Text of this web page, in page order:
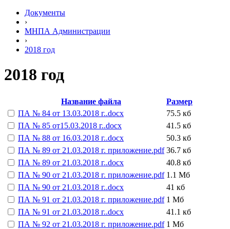
Документы
›
МНПА Администрации
›
2018 год
2018 год
Название файла
Размер
ПА № 84 от 13.03.2018 г..docx
75.5 кб
ПА № 85 от15.03.2018 г..docx
41.5 кб
ПА № 88 от 16.03.2018 г..docx
50.3 кб
ПА № 89 от 21.03.2018 г. приложение.pdf 36.7 кб
ПА № 89 от 21.03.2018 г..docx
40.8 кб
ПА № 90 от 21.03.2018 г. приложение.pdf 1.1 Мб
ПА № 90 от 21.03.2018 г..docx
41 кб
ПА № 91 от 21.03.2018 г. приложение.pdf 1 Мб
ПА № 91 от 21.03.2018 г..docx
41.1 кб
ПА № 92 от 21.03.2018 г. приложение.pdf 1 Мб